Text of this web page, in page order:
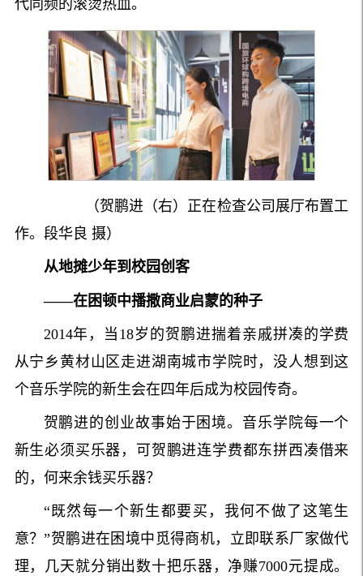
代同频的滚烫热血。
（贺鹏进（右）正在检查公司展厅布置工
作。段华良 摄）
从地摊少年到校园创客
——在困顿中播撒商业启蒙的种子
2014年，当18岁的贺鹏进揣着亲戚拼凑的学费
从宁乡黄材山区走进湖南城市学院时，没人想到这
个音乐学院的新生会在四年后成为校园传奇。
贺鹏进的创业故事始于困境。音乐学院每一个
新生必须买乐器，可贺鹏进连学费都东拼西凑借来
的，何来余钱买乐器？
“既然每一个新生都要买，我何不做了这笔生
意？”贺鹏进在困境中觅得商机，立即联系厂家做代
理，几天就分销出数十把乐器，净赚7000元提成。